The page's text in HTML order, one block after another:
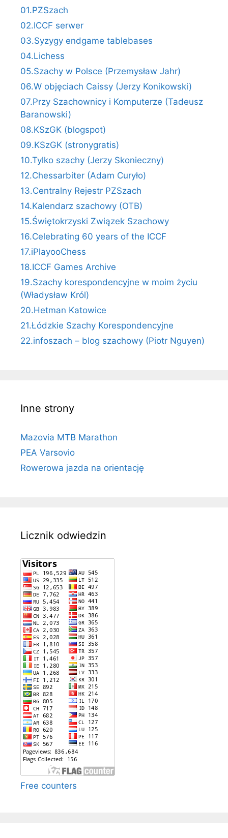
01.PZSzach
02.ICCF serwer
03.Syzygy endgame tablebases
04.Lichess
05.Szachy w Polsce (Przemysław Jahr)
06.W objęciach Caissy (Jerzy Konikowski)
07.Przy Szachownicy i Komputerze (Tadeusz
Baranowski)
08.KSzGK (blogspot)
09.KSzGK (stronygratis)
10.Tylko szachy (Jerzy Skonieczny)
12.Chessarbiter (Adam Curyło)
13.Centralny Rejestr PZSzach
14.Kalendarz szachowy (OTB)
15.Świętokrzyski Związek Szachowy
16.Celebrating 60 years of the ICCF
17.iPlayooChess
18.ICCF Games Archive
19.Szachy korespondencyjne w moim życiu
(Władysław Król)
20.Hetman Katowice
21.Łódzkie Szachy Korespondencyjne
22.infoszach – blog szachowy (Piotr Nguyen)
Inne strony
Mazovia MTB Marathon
PEA Varsovio
Rowerowa jazda na orientację
Licznik odwiedzin
Free counters